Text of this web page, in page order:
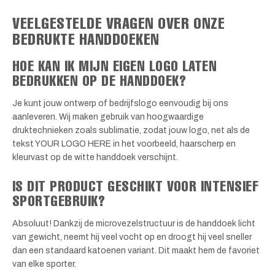
VEELGESTELDE VRAGEN OVER ONZE
BEDRUKTE HANDDOEKEN
HOE KAN IK MIJN EIGEN LOGO LATEN
BEDRUKKEN OP DE HANDDOEK?
Je kunt jouw ontwerp of bedrijfslogo eenvoudig bij ons
aanleveren. Wij maken gebruik van hoogwaardige
druktechnieken zoals sublimatie, zodat jouw logo, net als de
tekst YOUR LOGO HERE in het voorbeeld, haarscherp en
kleurvast op de witte handdoek verschijnt.
IS DIT PRODUCT GESCHIKT VOOR INTENSIEF
SPORTGEBRUIK?
Absoluut! Dankzij de microvezelstructuur is de handdoek licht
van gewicht, neemt hij veel vocht op en droogt hij veel sneller
dan een standaard katoenen variant. Dit maakt hem de favoriet
van elke sporter.